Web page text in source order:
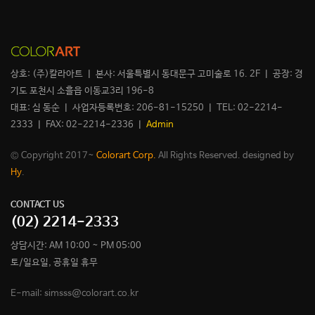
상호: (주)칼라아트 ㅣ 본사: 서울특별시 동대문구 고미술로 16. 2F ㅣ 공장: 경
기도 포천시 소흘읍 이동교3리 196-8
대표: 심 동순 ㅣ 사업자등록번호: 206-81-15250 ㅣ TEL: 02-2214-
2333 ㅣ FAX: 02-2214-2336 ㅣ Admin
© Copyright 2017~ Colorart Corp. All Rights Reserved. designed by
Hy.
CONTACT US
(02) 2214-2333
상담시간: AM 10:00 ~ PM 05:00
토/일요일, 공휴일 휴무
E-mail: simsss@colorart.co.kr